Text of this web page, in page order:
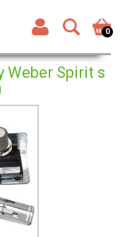
0
Weber Spirit s